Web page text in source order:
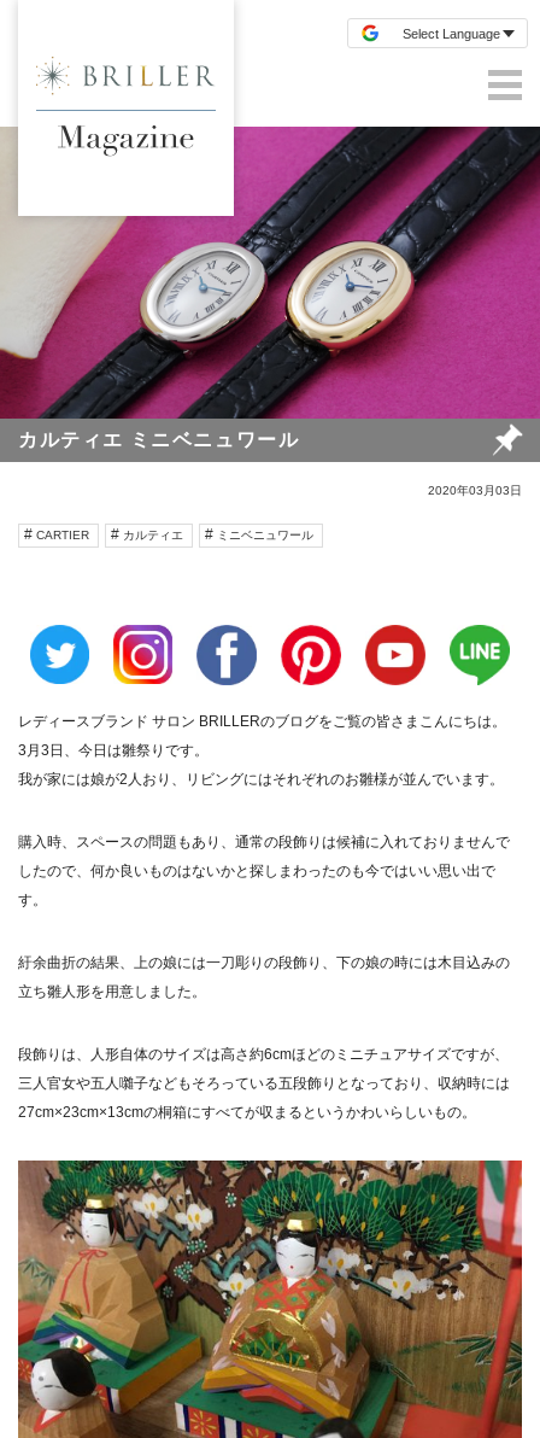
カルティエ ミニベニュワール
2020年03月03日
CARTIER カルティエ ミニベニュワール
レディースブランド サロン BRILLERのブログをご覧の皆さまこんにちは。
3月3日、今日は雛祭りです。
我が家には娘が2人おり、リビングにはそれぞれのお雛様が並んでいます。
購入時、スペースの問題もあり、通常の段飾りは候補に入れておりませんで
したので、何か良いものはないかと探しまわったのも今ではいい思い出で
す。
紆余曲折の結果、上の娘には一刀彫りの段飾り、下の娘の時には木目込みの
立ち雛人形を用意しました。
段飾りは、人形自体のサイズは高さ約6cmほどのミニチュアサイズですが、
三人官女や五人囃子などもそろっている五段飾りとなっており、収納時には
27cm×23cm×13cmの桐箱にすべてが収まるというかわいらしいもの。